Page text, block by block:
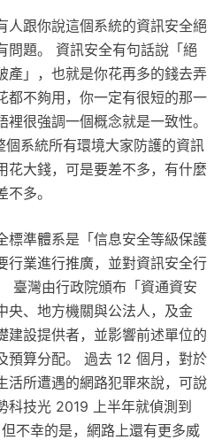
人跟你說這個系統的資訊安全絕
問題。 資訊安全有句話說「絕
產」，也就是你花再多的錢去弄
都不夠用，你一定有很短的那一
很強調一個概念就是一致性。
系統所有環境大家防護的資訊
花大錢，可是要差不多，有什麼
多。
標準體系是「信息安全等級保護
行業進行推廣，並對資訊安全行
臺灣由行政院頒布「資通資安
央、地方機關與公法人，及金
建設提供者，並影響前述單位的
預算分配。 過去 12 個月，對於
活所遭遇的網路犯罪來說，可說
科技光 2019 上半年就偵測到
不幸的是，網路上還有更多威